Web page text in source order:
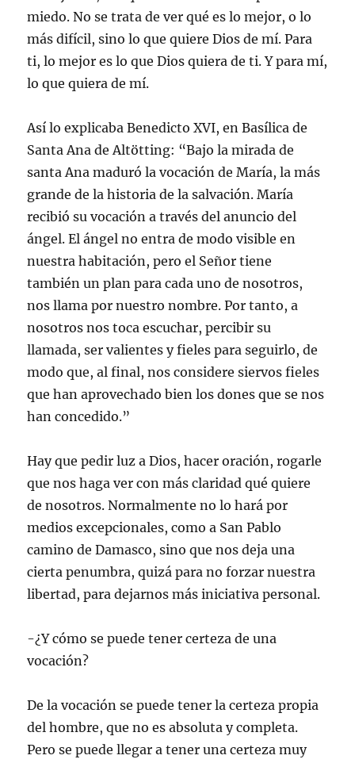
miedo. No se trata de ver qué es lo mejor, o lo
más difícil, sino lo que quiere Dios de mí. Para
ti, lo mejor es lo que Dios quiera de ti. Y para mí,
lo que quiera de mí.
Así lo explicaba Benedicto XVI, en Basílica de
Santa Ana de Altötting: “Bajo la mirada de
santa Ana maduró la vocación de María, la más
grande de la historia de la salvación. María
recibió su vocación a través del anuncio del
ángel. El ángel no entra de modo visible en
nuestra habitación, pero el Señor tiene
también un plan para cada uno de nosotros,
nos llama por nuestro nombre. Por tanto, a
nosotros nos toca escuchar, percibir su
llamada, ser valientes y fieles para seguirlo, de
modo que, al final, nos considere siervos fieles
que han aprovechado bien los dones que se nos
han concedido.”
Hay que pedir luz a Dios, hacer oración, rogarle
que nos haga ver con más claridad qué quiere
de nosotros. Normalmente no lo hará por
medios excepcionales, como a San Pablo
camino de Damasco, sino que nos deja una
cierta penumbra, quizá para no forzar nuestra
libertad, para dejarnos más iniciativa personal.
-¿Y cómo se puede tener certeza de una
vocación?
De la vocación se puede tener la certeza propia
del hombre, que no es absoluta y completa.
Pero se puede llegar a tener una certeza muy